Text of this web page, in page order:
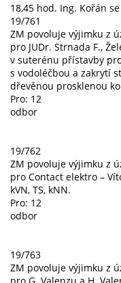
18,45 hod. Ing. Kořán
19/761
ZM povoluje výjimku z
pro JUDr. Strnada F.,
v suterénu přístavby
s vodoléčbou a zakrytí
dřevěnou prosklenou
Pro: 12
odbor
19/762
ZM povoluje výjimku z
pro Contact elektro –
kVN, TS, kNN.
Pro: 12
odbor
19/763
ZM povoluje výjimku z